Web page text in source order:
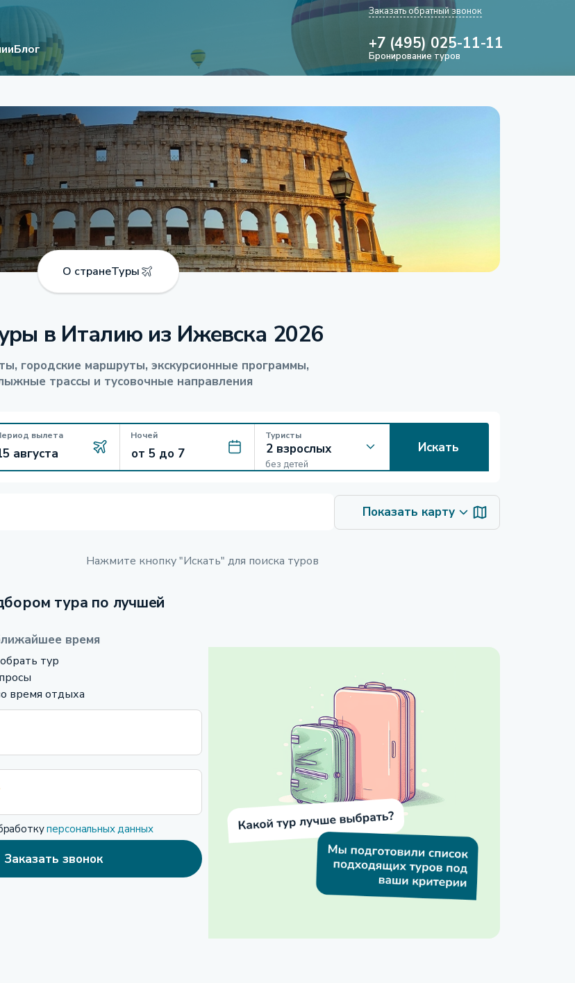
Блог
Заказать обратный звонок
+7 (495) 025-11-11
Бронирование туров
О странеТуры
в Италию из Ижевска 2026
городские маршруты, экскурсионные программы,
трассы и тусовочные направления
вылета Ночей Туристы
без детей
Искать
Показать карту
Нажмите кнопку "Искать" для поиска туров
тура по лучшей
время
тур
время отдыха
персональных данных
Заказать звонок